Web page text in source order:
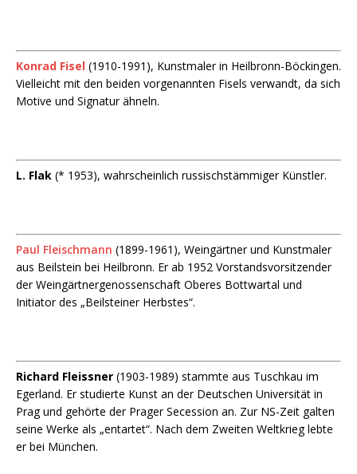
Konrad Fisel (1910-1991), Kunstmaler in Heilbronn-Böckingen.
Vielleicht mit den beiden vorgenannten Fisels verwandt, da sich
Motive und Signatur ähneln.
L. Flak (* 1953), wahrscheinlich russischstämmiger Künstler.
Paul Fleischmann (1899-1961), Weingärtner und Kunstmaler
aus Beilstein bei Heilbronn. Er ab 1952 Vorstandsvorsitzender
der Weingärtnergenossenschaft Oberes Bottwartal und
Initiator des „Beilsteiner Herbstes“.
Richard Fleissner (1903-1989) stammte aus Tuschkau im
Egerland. Er studierte Kunst an der Deutschen Universität in
Prag und gehörte der Prager Secession an. Zur NS-Zeit galten
seine Werke als „entartet“. Nach dem Zweiten Weltkrieg lebte
er bei München.